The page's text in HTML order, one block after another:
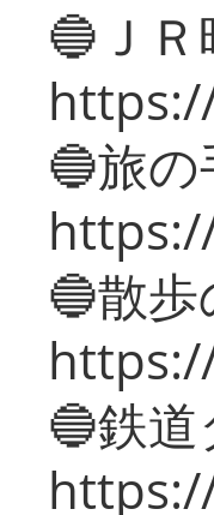
🔵Ｊ
🔵旅
🔵散歩
🔵鉄